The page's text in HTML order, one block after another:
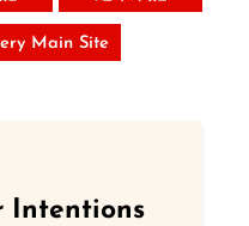
Main Site
Intentions